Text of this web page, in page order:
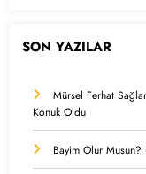
SON YAZILAR
Mürsel Ferhat
Konuk Oldu
Bayim Olur